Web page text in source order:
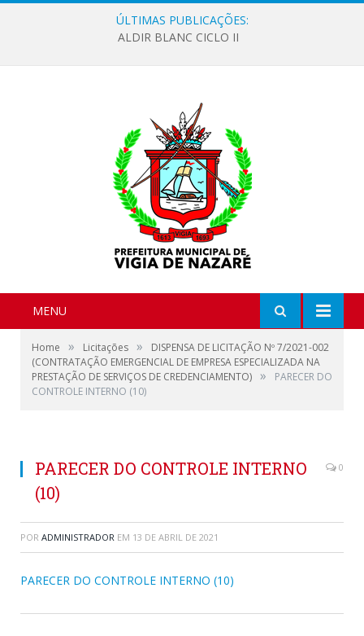
ÚLTIMAS PUBLICAÇÕES:
ALDIR BLANC CICLO II
MENU
Home » Licitações »
DISPENSA DE LICITAÇÃO Nº 7/2021-002
(CONTRATAÇÃO EMERGENCIAL DE EMPRESA ESPECIALIZADA NA
PRESTAÇÃO DE SERVIÇOS DE CREDENCIAMENTO) »
PARECER DO
CONTROLE INTERNO (10)
PARECER DO CONTROLE INTERNO
(10)
0
POR ADMINISTRADOR EM 13 DE ABRIL DE 2021
PARECER DO CONTROLE INTERNO (10)